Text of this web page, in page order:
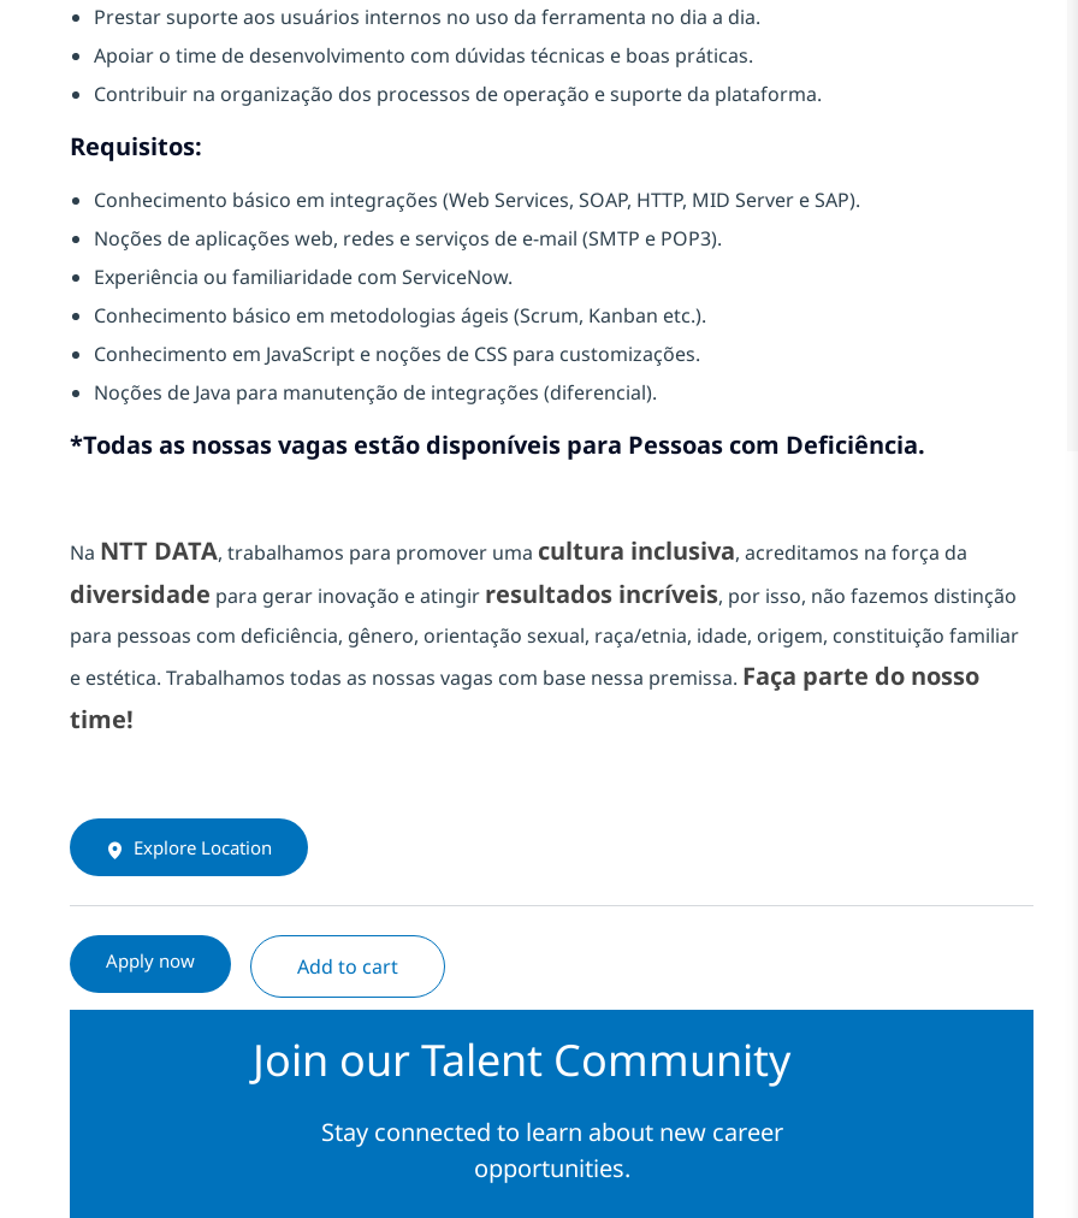
Prestar suporte aos usuários internos no uso da ferramenta no dia a dia.
Apoiar o time de desenvolvimento com dúvidas técnicas e boas práticas.
Contribuir na organização dos processos de operação e suporte da plataforma.
Requisitos:
Conhecimento básico em integrações (Web Services, SOAP, HTTP, MID Server e SAP).
Noções de aplicações web, redes e serviços de e-mail (SMTP e POP3).
Experiência ou familiaridade com ServiceNow.
Conhecimento básico em metodologias ágeis (Scrum, Kanban etc.).
Conhecimento em JavaScript e noções de CSS para customizações.
Noções de Java para manutenção de integrações (diferencial).
*Todas as nossas vagas estão disponíveis para Pessoas com Deficiência.
Na NTT DATA, trabalhamos para promover uma cultura inclusiva, acreditamos na força da
diversidade para gerar inovação e atingir resultados incríveis, por isso, não fazemos distinção
para pessoas com deficiência, gênero, orientação sexual, raça/etnia, idade, origem, constituição familiar
e estética. Trabalhamos todas as nossas vagas com base nessa premissa. Faça parte do nosso
time!
Explore Location
Apply now Add to cart
Join our Talent Community
Stay connected to learn about new career
opportunities.